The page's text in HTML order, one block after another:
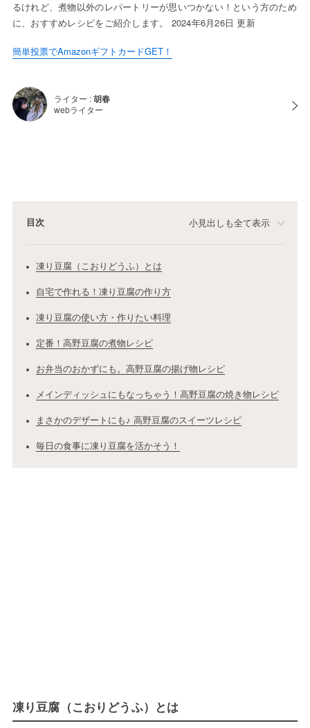
るけれど、煮物以外のレパートリーが思いつかない！という方のため
に、おすすめレシピをご紹介します。 2024年6月26日 更新
簡単投票でAmazonギフトカードGET！
ライター :胡春
webライター
目次 小見出しも全て表示
凍り豆腐（こおりどうふ）とは
自宅で作れる！凍り豆腐の作り方
凍り豆腐の使い方・作りたい料理
定番！高野豆腐の煮物レシピ
お弁当のおかずにも。高野豆腐の揚げ物レシピ
メインディッシュにもなっちゃう！高野豆腐の焼き物レシピ
まさかのデザートにも♪ 高野豆腐のスイーツレシピ
毎日の食事に凍り豆腐を活かそう！
凍り豆腐（こおりどうふ）とは